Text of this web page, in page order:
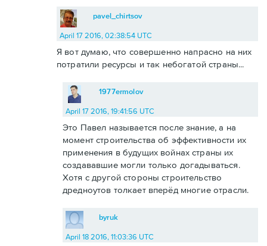
pavel_chirtsov
April 17 2016, 02:38:54 UTC
Я вот думаю, что совершенно напрасно на них
потратили ресурсы и так небогатой страны...
1977ermolov
April 17 2016, 19:41:56 UTC
Это Павел называется после знание, а на
момент строительства об эффективности их
применения в будущих войнах страны их
создававшие могли только догадываться.
Хотя с другой стороны строительство
дредноутов толкает вперёд многие отрасли.
byruk
April 18 2016, 11:03:36 UTC